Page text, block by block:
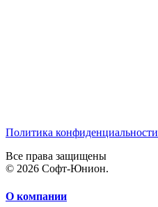
Политика конфиденциальности
Все права защищены
© 2026 Софт-Юнион.
О компании